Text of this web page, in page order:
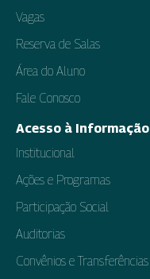
Vagas
Reserva de Salas
Área do Aluno
Fale Conosco
Acesso à Informação
Institucional
Ações e Programas
Participação Social
Auditorias
Convênios e Transferências